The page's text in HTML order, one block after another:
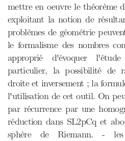
mettre en oeuvre le théorème
exploitant la notion de
problèmes de géométrie
le formalisme des nombres
approprié d'évoquer
particulier, la possibilité de
droite et inversement ; la
l'utilisation de cet outil. On
par récurrence par une
réduction dans SL2pCq et
sphère de Riemann. -